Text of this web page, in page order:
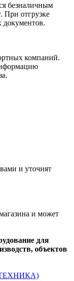
безналичным
При отгрузке
документов.
компаний.
и уточнят
и может
для
объектов